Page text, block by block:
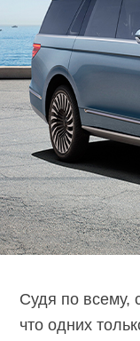
Судя по всему,
что одних